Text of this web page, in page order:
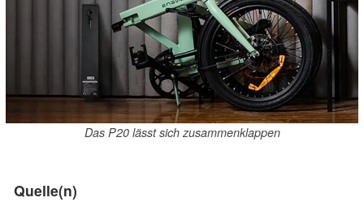
Das P20 lässt sich zusammenklappen
Quelle(n)